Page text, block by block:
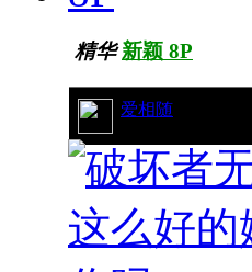
精华 新颖 8P
爱相随